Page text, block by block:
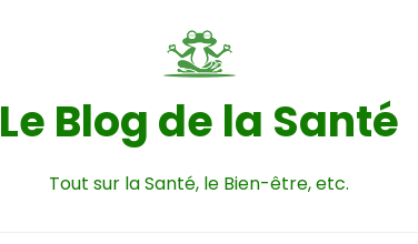
Le Blog de la Santé
Tout sur la Santé, le Bien-être, etc.